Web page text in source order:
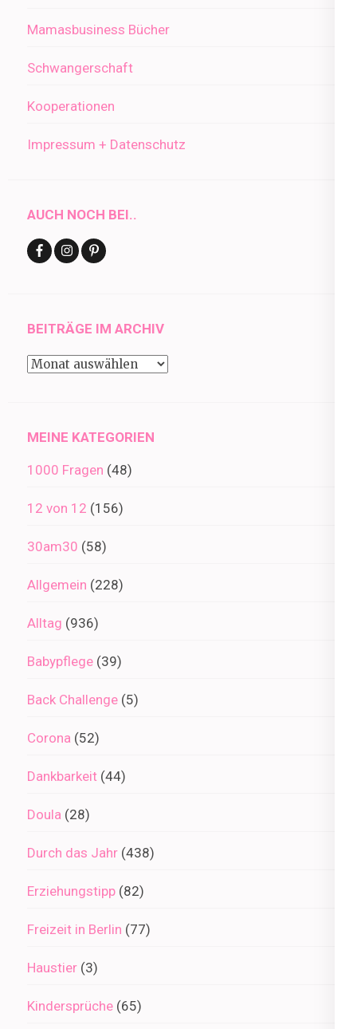
Mamasbusiness Bücher
Schwangerschaft
Kooperationen
Impressum + Datenschutz
AUCH NOCH BEI..
BEITRÄGE IM ARCHIV
Beiträge
MEINE KATEGORIEN
1000 Fragen (48)
12 von 12 (156)
30am30 (58)
Allgemein (228)
Alltag (936)
Babypflege (39)
Back Challenge (5)
Corona (52)
Dankbarkeit (44)
Doula (28)
Durch das Jahr (438)
Erziehungstipp (82)
Freizeit in Berlin (77)
Haustier (3)
Kindersprüche (65)